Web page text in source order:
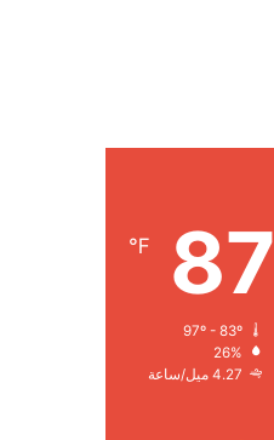
87
℉
26%
4.27 ميل/ساعة